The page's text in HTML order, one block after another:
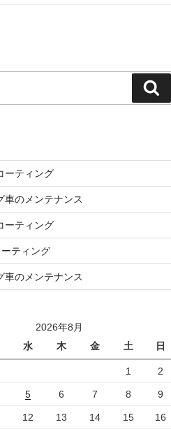
索
ーティング
車のメンテナンス
ーティング
ティング
車のメンテナンス
2026年8月
水 木 金 土 日
1 2
5 6 7 8 9
12 13 14 15 16